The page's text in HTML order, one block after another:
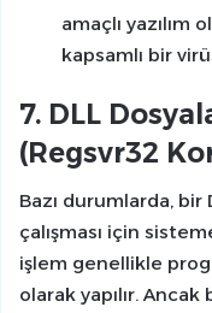
amaçlı yazılım
kapsamlı bir
7. DLL
(Regsvr32
Bazı durumlarda, bir
çalışması için
işlem genellikle
olarak yapılır.